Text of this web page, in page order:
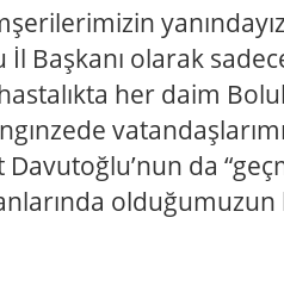
İl Başkanı olarak
her daim
Davutoğlu’nun da